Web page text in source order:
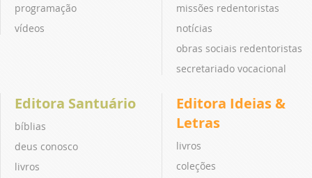
programação
vídeos
missões redentoristas
notícias
obras sociais redentoristas
secretariado vocacional
Editora Santuário
bíblias
deus conosco
livros
Editora Ideias &
Letras
livros
coleções